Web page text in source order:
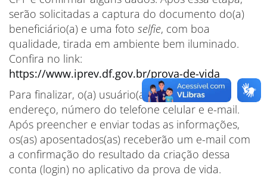
serão solicitadas a captura do documento do(a)
beneficiário(a) e uma foto selfie, com boa
qualidade, tirada em ambiente bem iluminado.
Confira no link:
https://www.iprev.df.gov.br/prova-de-vida
Para finalizar, o(a) usuário(a) deve informar
endereço, número do telefone celular e e-mail.
Após preencher e enviar todas as informações,
os(as) aposentados(as) receberão um e-mail com
a confirmação do resultado da criação dessa
conta (login) no aplicativo da prova de vida.